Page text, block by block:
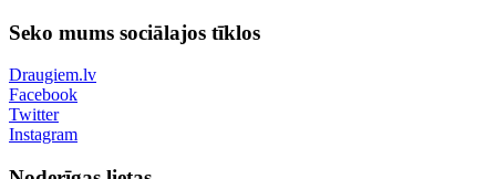
Seko mums sociālajos tīklos
Draugiem.lv
Facebook
Twitter
Instagram